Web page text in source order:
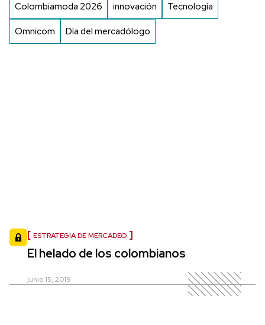
Colombiamoda 2026 innovación Tecnología
Omnicom Día del mercadólogo
ESTRATEGIA DE MERCADEO
El helado de los colombianos
junio 15, 2019